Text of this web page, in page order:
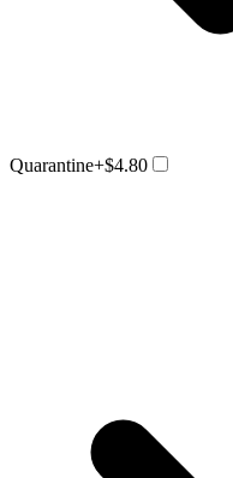
Quarantine+$4.80